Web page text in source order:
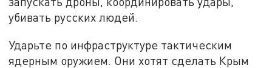
убивать русских людей.
Ударьте по инфраструктуре тактическим
ядерным оружием. Они хотят сделать Крым